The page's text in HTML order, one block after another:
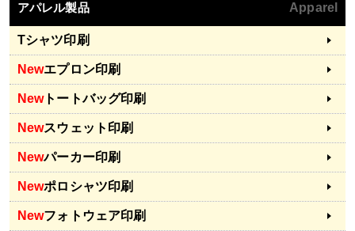
アパレル製品 Apparel
Tシャツ印刷
Newエプロン印刷
Newトートバッグ印刷
Newスウェット印刷
Newパーカー印刷
Newポロシャツ印刷
Newフォトウェア印刷